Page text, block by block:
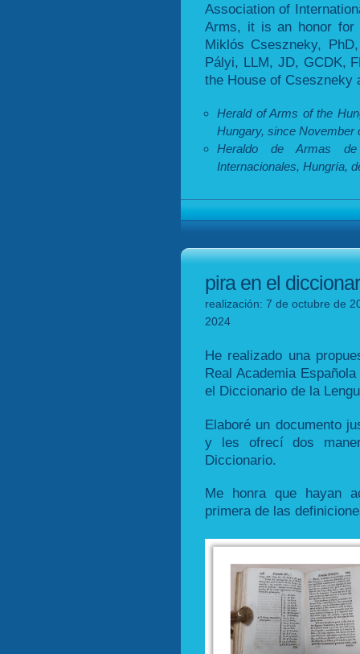
Association of
Arms, it is an honor for
Miklós Cseszneky,
Pályi, LLM, JD, GCDK,
the House of Cseszneky
Herald of Arms of the
Hungary, since November
Heraldo de Armas
Internacionales, Hungría,
pira en el
realización: 7 de octubre de
2024
He realizado una
Real Academia
el Diccionario de la
Elaboré un documento
y les ofrecí dos
Diccionario.
Me honra que hayan
primera de las